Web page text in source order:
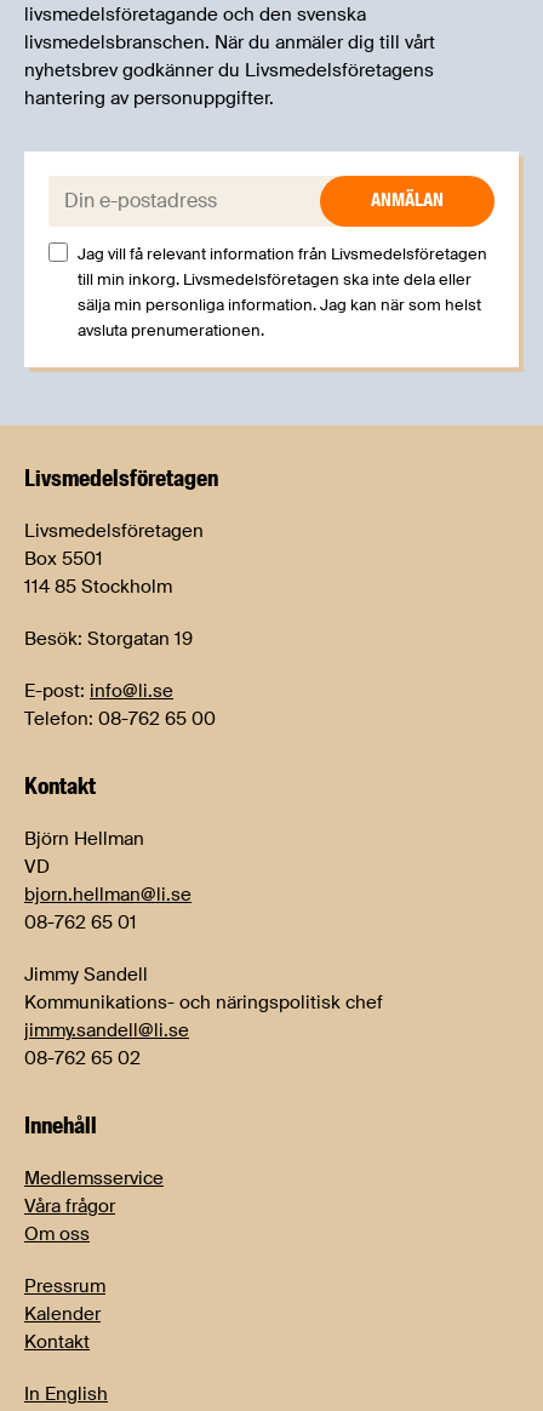
livsmedelsföretagande och den svenska
livsmedelsbranschen. När du anmäler dig till vårt
nyhetsbrev godkänner du Livsmedelsföretagens
hantering av personuppgifter.
E-post:
Jag vill få relevant information från Livsmedelsföretagen
till min inkorg. Livsmedelsföretagen ska inte dela eller
sälja min personliga information. Jag kan när som helst
avsluta prenumerationen.
Livsmedels­företagen
Livsmedelsföretagen
Box 5501
114 85 Stockholm
Besök: Storgatan 19
E-post: info@li.se
Telefon: 08-762 65 00
Kontakt
Björn Hellman
VD
bjorn.hellman@li.se
08-762 65 01
Jimmy Sandell
Kommunikations- och näringspolitisk chef
jimmy.sandell@li.se
08-762 65 02
Innehåll
Medlemsservice
Våra frågor
Om oss
Pressrum
Kalender
Kontakt
In English